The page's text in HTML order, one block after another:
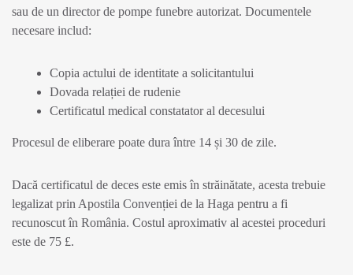
sau de un director de pompe funebre autorizat. Documentele
necesare includ:
Copia actului de identitate a solicitantului
Dovada relației de rudenie
Certificatul medical constatator al decesului
Procesul de eliberare poate dura între 14 și 30 de zile.
Dacă certificatul de deces este emis în străinătate, acesta trebuie
legalizat prin Apostila Convenției de la Haga pentru a fi
recunoscut în România. Costul aproximativ al acestei proceduri
este de 75 £.